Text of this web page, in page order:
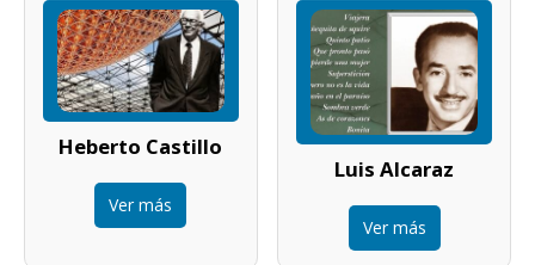
Heberto Castillo
Ver más
Luis Alcaraz
Ver más